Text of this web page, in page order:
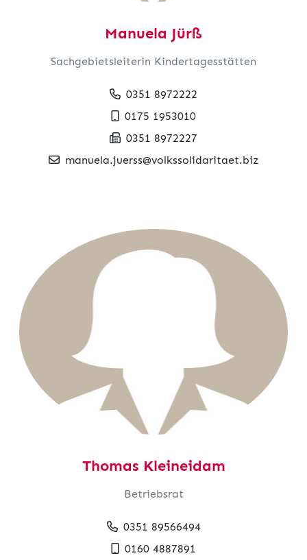
Manuela Jürß
Sachgebietsleiterin Kindertagesstätten
0351 8972222
0175 1953010
0351 8972227
manuela.juerss@volkssolidaritaet.biz
Thomas Kleineidam
Betriebsrat
0351 89566494
0160 4887891